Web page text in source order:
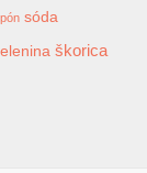
sóda
škorica